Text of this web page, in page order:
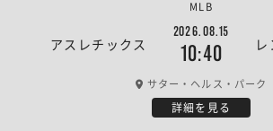
アスレチックス
2026.08.15
10:40
MLB
サター・ヘルス・パーク
詳細を見る